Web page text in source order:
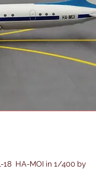
18 HA-MOI in 1/400 by